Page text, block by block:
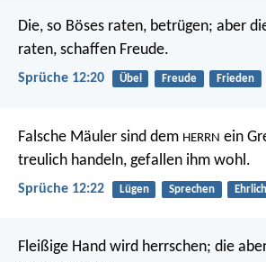
Die, so Böses raten, betrügen; aber
raten, schaffen Freude.
Sprüche 12:20 Übel Freude Frieden
Falsche Mäuler sind dem HERRN ein
treulich handeln, gefallen ihm wohl.
Sprüche 12:22 Lügen Sprechen
Fleißige Hand wird herrschen; die